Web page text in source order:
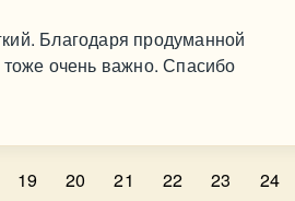
Благодаря продуманной
тоже очень важно. Спасибо
19 20 21 22 23
24